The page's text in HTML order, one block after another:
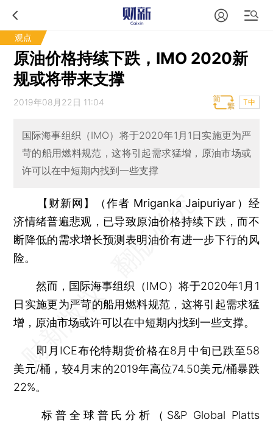
观点
原油价格持续下跌，IMO 2020新
规或将带来支撑
2019年08月22日 11:04 T中
国际海事组织（IMO）将于2020年1月1日实施更为严
苛的船用燃料规范，这将引起需求猛增，原油市场或
许可以在中短期内找到一些支撑
【财新网】（作者 Mriganka Jaipuriyar） 经
济情绪普遍悲观，已导致原油价格持续下跌，而不
断降低的需求增长预测表明油价有进一步下行的风
险。
然而，国际海事组织（IMO）将于2020年1月1
日实施更为严苛的船用燃料规范，这将引起需求猛
增，原油市场或许可以在中短期内找到一些支撑。
即月ICE布伦特期货价格在8月中旬已跌至58
美元/桶，较4月末的2019年高位74.50美元/桶暴跌
22%。
标普全球普氏分析（S&P Global Platts